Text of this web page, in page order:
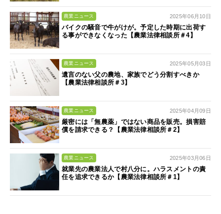
農業ニュース 2025年06月10日
バイクの騒音で牛がけが。予定した時期に出荷す
る事ができなくなった【農業法律相談所＃4】
農業ニュース 2025年05月03日
遺言のない父の農地、家族でどう分割すべきか
【農業法律相談所＃3】
農業ニュース 2025年04月09日
厳密には「無農薬」ではない商品を販売。損害賠
償を請求できる？【農業法律相談所＃2】
農業ニュース 2025年03月06日
就業先の農業法人で村八分に。ハラスメントの責
任を追求できるか【農業法律相談所＃1】